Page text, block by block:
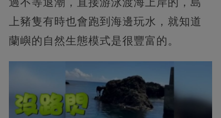
上豬隻有時也會跑到海邊玩水，就知道
蘭嶼的自然生態模式是很豐富的。